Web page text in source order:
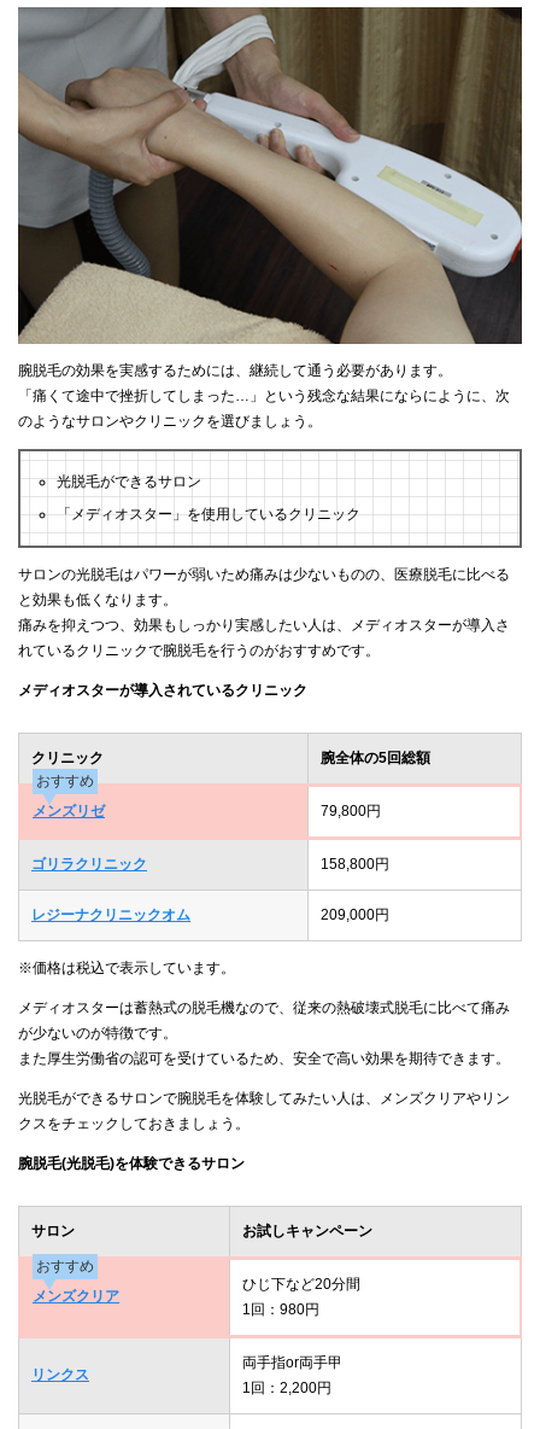
腕脱毛の効果を実感するためには、継続して通う必要があります。
「痛くて途中で挫折してしまった…」という残念な結果にならにように、次
のようなサロンやクリニックを選びましょう。
光脱毛ができるサロン
「メディオスター」を使用しているクリニック
サロンの光脱毛はパワーが弱いため痛みは少ないものの、医療脱毛に比べる
と効果も低くなります。
痛みを抑えつつ、効果もしっかり実感したい人は、メディオスターが導入さ
れているクリニックで腕脱毛を行うのがおすすめです。
メディオスターが導入されているクリニック
クリニック
腕全体の5回総額
おすすめ
メンズリゼ
79,800円
ゴリラクリニック 158,800円
レジーナクリニックオム 209,000円
※価格は税込で表示しています。
メディオスターは蓄熱式の脱毛機なので、従来の熱破壊式脱毛に比べて痛み
が少ないのが特徴です。
また厚生労働省の認可を受けているため、安全で高い効果を期待できます。
光脱毛ができるサロンで腕脱毛を体験してみたい人は、メンズクリアやリン
クスをチェックしておきましょう。
腕脱毛(光脱毛)を体験できるサロン
サロン お試しキャンペーン
おすすめ
メンズクリア
ひじ下など20分間
1回：980円
リンクス
両手指or両手甲
1回：2,200円